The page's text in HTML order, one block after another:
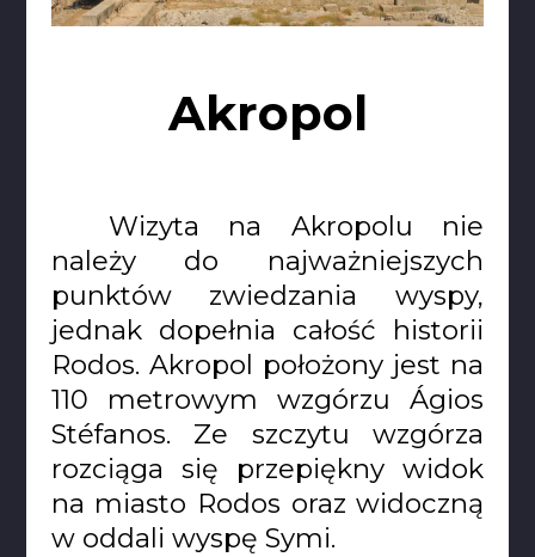
Akropol
Wizyta na Akropolu nie
należy do najważniejszych
punktów zwiedzania wyspy,
jednak dopełnia całość historii
Rodos. Akropol położony jest na
110 metrowym wzgórzu Ágios
Stéfanos. Ze szczytu wzgórza
rozciąga się przepiękny widok
na miasto Rodos oraz widoczną
w oddali wyspę Symi.